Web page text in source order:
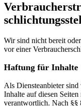
Wir sind nicht bereit
vor einer
Haftung für Inhalte
Als Diensteanbieter
Inhalte auf diesen
verantwortlich. Nach §§